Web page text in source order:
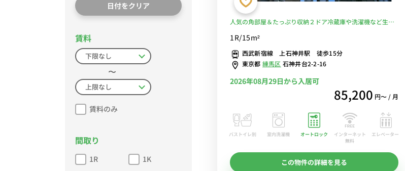
人気の角部屋＆たっぷり収納２ドア冷蔵庫や洗濯機など生活
へダイレクトアクセス■選べるWi-Fi格安レンタル中！
1R/15m²
西武新宿線 上石神井駅 徒歩15分
東京都 練馬区 石神井台2-2-16
2026年08月29日から入居可
85,200 円〜 / 月
バストイレ別 室内洗濯機 オートロック
インターネット
無料
エレベーター
この物件の詳細を見る
日付をクリア
賃料
〜
賃料のみ
間取り
1R
1K